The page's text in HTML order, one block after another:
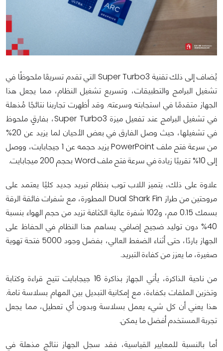
يُضاف إلى ذلك تقنية Super Turbo3 التي تقدم تسريعًا ملحوظًا في
تشغيل البرامج والتطبيقات، وتسريع تشغيل النظام، مما يجعل هذا
الجهاز متقدمًا في استجابته وسرعته. وقد أظهرت تجاربنا نتائجًا مُذهلة
في تشغيل البرامج عند تفعيل ميزة Super Turbo3، بفارقٍ ملحوظ
في تشغيلها، حيث وصل الفارق في بعض الأحيان لما يزيد عن 20%
من سرعة فتح ملف PowerPoint يزيد حجمه عن 1 جيجابايت، ووصل
إلى 10% تقريبًا زيادة في سرعة فتح ملف Word بحجم 200 ميجابايت.
علاوة على ذلك، يتميز اللاب توب بنظام تبريد جديد كليًا يعتمد على
مروحتين من طراز Dual Shark Fin المطورة، مع شفرات فائقة الرقة
بسمك 0.15 مم، و102 شفرة عالية الكثافة تزيد من حجم الهواء بنسبة
40% دون توليد ضجيج إضافي. يساهم هذا النظام في الحفاظ على
الجهاز باردًا، حتى أثناء الضغط العالي، بفضل وجود 5000 فتحة تهوية
صغيرة، ما يعزز من كفاءة التبريد.
من ناحية الذاكرة، يأتي الجهاز بذاكرة 16 جيجابايت تتيح قراءة وكتابة
وتخزين الملفات بكفاءة، مع إمكانية التبديل بين المهام بسلاسة تامة.
هذا يعني أن كل شيء يعمل بسلاسة وبدون أي تعطيل، مما يجعل
تجربة المستخدم أفضل ما يمكن.
أما بالنسبة للمعايير القياسية، فقد سجل الجهاز نتائج مذهلة في